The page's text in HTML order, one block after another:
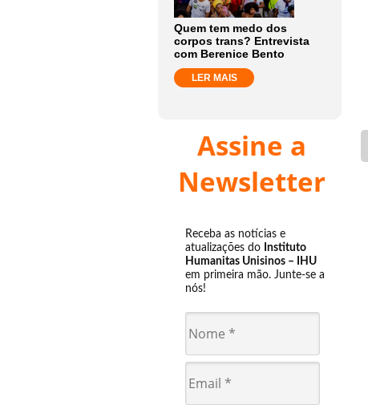
Quem tem medo dos
corpos trans? Entrevista
com Berenice Bento
LER MAIS
Assine a
Newsletter
Receba as notícias e
atualizações do Instituto
Humanitas Unisinos – IHU
em primeira mão. Junte-se a
nós!